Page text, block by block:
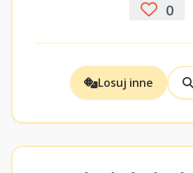
0
Losuj inne